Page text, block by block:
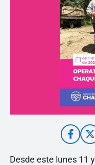
Desde este lunes 11